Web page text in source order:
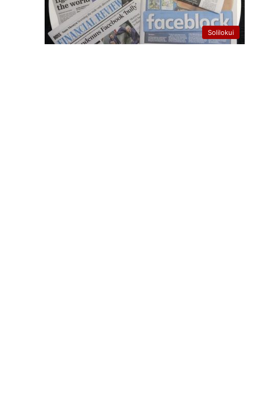
Solilokui